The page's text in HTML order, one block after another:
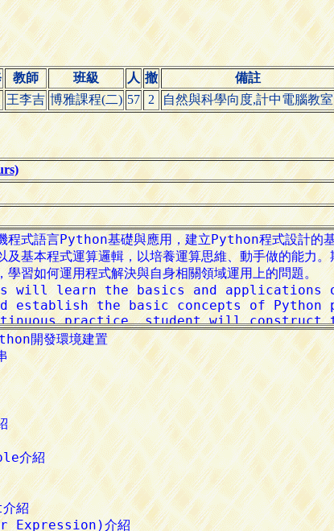
教師 班級 人 撤
備註
王李吉 博雅課程(二) 57 2 自然與科學向度,計中電腦教室